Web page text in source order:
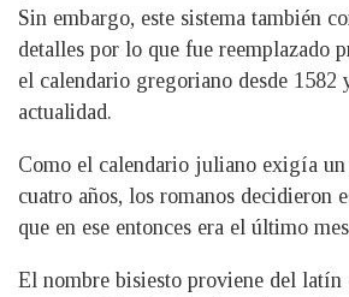
Sin embargo, este sistema también
detalles por lo que fue reemplazado
el calendario gregoriano desde 1582
actualidad.
Como el calendario juliano exigía
cuatro años, los romanos decidieron
que en ese entonces era el último
El nombre bisiesto proviene del latín